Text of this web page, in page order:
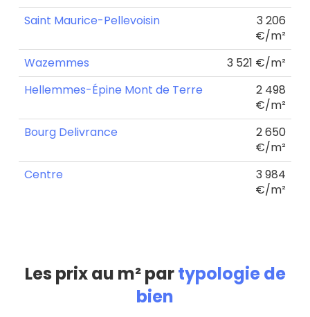
Saint Maurice-Pellevoisin
3 206
€/m²
Wazemmes
3 521 €/m²
Hellemmes-Épine Mont de Terre
2 498
€/m²
Bourg Delivrance
2 650
€/m²
Centre
3 984
€/m²
Les prix au m² partypologie de
bien